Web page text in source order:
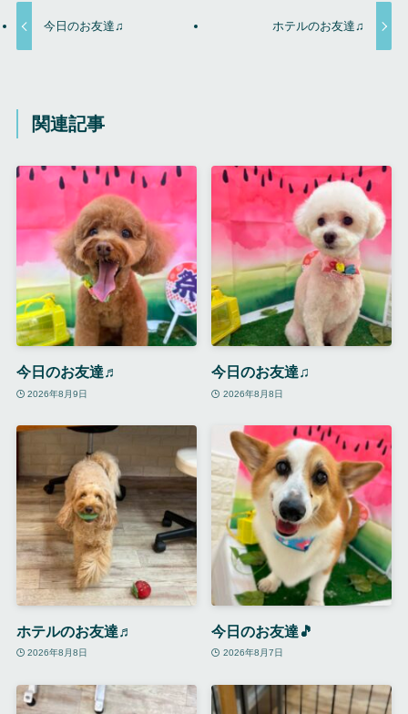
今日のお友達♫ ホテルのお友達♫
関連記事
今日のお友達♬
2026年8月9日
今日のお友達♫
2026年8月8日
ホテルのお友達♬
2026年8月8日
今日のお友達🎵
2026年8月7日